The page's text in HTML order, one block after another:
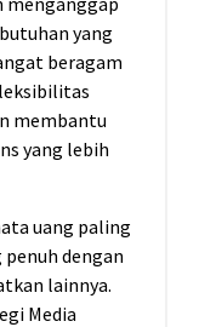
yang
beragam
membantu
yang lebih
uang paling
dengan
lainnya.
Media